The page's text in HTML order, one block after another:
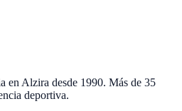
en Alzira desde 1990. Más de 35
deportiva.